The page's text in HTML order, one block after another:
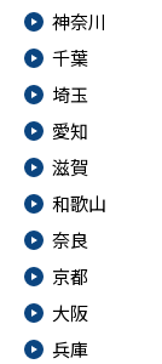
神奈川
千葉
埼玉
愛知
滋賀
和歌山
奈良
京都
大阪
兵庫